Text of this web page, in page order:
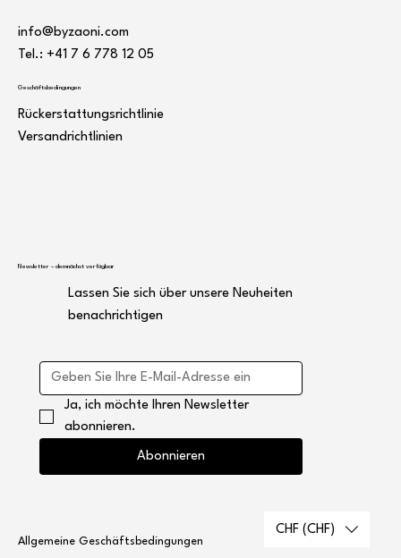
info@byzaoni.com
Tel.: +41 7 6 778 12 05
Geschäftsbedingungen
Rückerstattungsrichtlinie
Versandrichtlinien
Newsletter – demnächst verfügbar
Lassen Sie sich über unsere Neuheiten
benachrichtigen
Ja, ich möchte Ihren Newsletter
abonnieren.
Abonnieren
Allgemeine Geschäftsbedingungen
CHF (CHF)